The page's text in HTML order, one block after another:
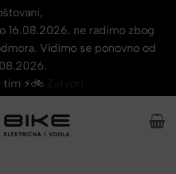
16.08.2026. ne radimo zbog
Vidimo se ponovno od
tim ⚡🚲 Zatvori